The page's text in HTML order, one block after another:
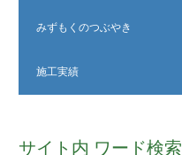
みずもくのつぶやき
施工実績
サイト内 ワード検索